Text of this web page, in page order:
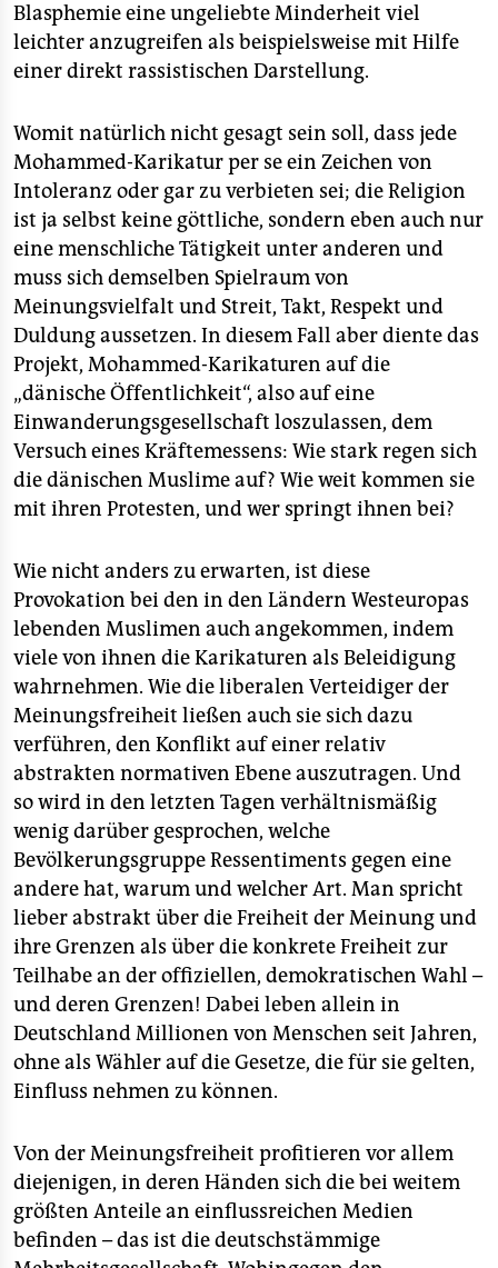
Blasphemie eine ungeliebte Minderheit viel
leichter anzugreifen als beispielsweise mit Hilfe
einer direkt rassistischen Darstellung.
Womit natürlich nicht gesagt sein soll, dass jede
Mohammed-Karikatur per se ein Zeichen von
Intoleranz oder gar zu verbieten sei; die Religion
ist ja selbst keine göttliche, sondern eben auch nur
eine menschliche Tätigkeit unter anderen und
muss sich demselben Spielraum von
Meinungsvielfalt und Streit, Takt, Respekt und
Duldung aussetzen. In diesem Fall aber diente das
Projekt, Mohammed-Karikaturen auf die
„dänische Öffentlichkeit“, also auf eine
Einwanderungsgesellschaft loszulassen, dem
Versuch eines Kräftemessens: Wie stark regen sich
die dänischen Muslime auf? Wie weit kommen sie
mit ihren Protesten, und wer springt ihnen bei?
Wie nicht anders zu erwarten, ist diese
Provokation bei den in den Ländern Westeuropas
lebenden Muslimen auch angekommen, indem
viele von ihnen die Karikaturen als Beleidigung
wahrnehmen. Wie die liberalen Verteidiger der
Meinungsfreiheit ließen auch sie sich dazu
verführen, den Konflikt auf einer relativ
abstrakten normativen Ebene auszutragen. Und
so wird in den letzten Tagen verhältnismäßig
wenig darüber gesprochen, welche
Bevölkerungsgruppe Ressentiments gegen eine
andere hat, warum und welcher Art. Man spricht
lieber abstrakt über die Freiheit der Meinung und
ihre Grenzen als über die konkrete Freiheit zur
Teilhabe an der offiziellen, demokratischen Wahl –
und deren Grenzen! Dabei leben allein in
Deutschland Millionen von Menschen seit Jahren,
ohne als Wähler auf die Gesetze, die für sie gelten,
Einfluss nehmen zu können.
Von der Meinungsfreiheit profitieren vor allem
diejenigen, in deren Händen sich die bei weitem
größten Anteile an einflussreichen Medien
befinden – das ist die deutschstämmige